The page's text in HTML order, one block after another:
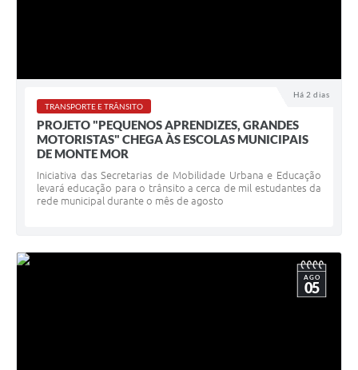
Há 2 dias
TRANSPORTE E TRÂNSITO
PROJETO "PEQUENOS APRENDIZES, GRANDES
MOTORISTAS" CHEGA ÀS ESCOLAS MUNICIPAIS
DE MONTE MOR
Iniciativa das Secretarias de Mobilidade Urbana e Educação
levará educação para o trânsito a cerca de mil estudantes da
rede municipal durante o mês de agosto
AGO
05